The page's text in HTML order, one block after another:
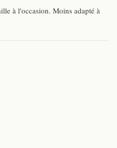
à l'occasion. Moins adapté à